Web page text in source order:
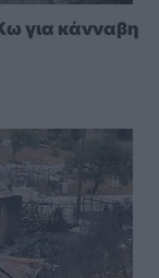
για κάνναβη